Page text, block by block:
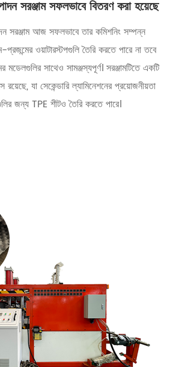
সরঞ্জাম সফলভাবে বিতরণ করা হয়েছে
সরঞ্জাম আজ সফলভাবে তার কমিশনিং সম্পন্ন
ওয়াটারস্টপগুলি তৈরি করতে পারে না তবে
সাথেও সামঞ্জস্যপূর্ণ। সরঞ্জামটিতে একটি
রয়েছে, যা সেকেন্ডারি ল্যামিনেশনের প্রয়োজনীয়তা
জন্য TPE শীটও তৈরি করতে পারে।